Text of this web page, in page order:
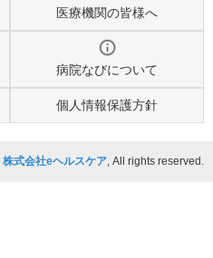
医療機関の皆様へ
病院なびについて
個人情報保護方針
株式会社eヘルスケア, All rights reserved.